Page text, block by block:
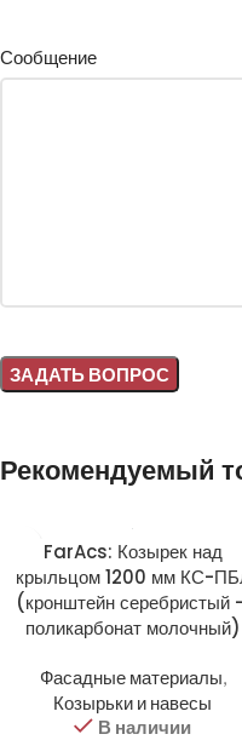
Сообщение
Рекомендуемый
FarAcs: Козырек над
крыльцом 1200 мм КС-
(кронштейн серебристый
поликарбонат молочный)
Фасадные материалы,
Козырьки и навесы
В наличии